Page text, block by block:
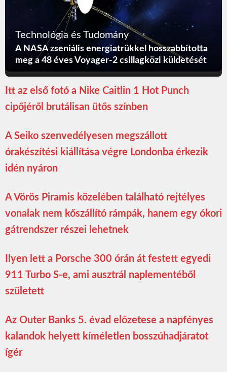
Technológia és Tudomány
A NASA zseniális energiatrükkel hosszabbította
meg a 48 éves Voyager-2 csillagközi küldetését
Itt az első fotó a Nike Caitlin 1 Hot Punch
cipőjéről brutálisan ütős színben
A Seiko szenvedélyesen megszállott
órakészítési kiállítása végre Londonba érkezik
idén nyáron
A Vörös Piramis közelében található rejtélyes
vonalak nem kőszállító rámpák, hanem egy ókori
gátrendszer részei lehetnek
Ilyen lett a Porsche 300 órán át festett egyedi
911 Turbo S-e, ami ausztrál naplementéből
született
Az Outer Banks 5. évad előzetese a napfényes
kalandok helyett kíméletlen bosszúhadjáratot
ígér